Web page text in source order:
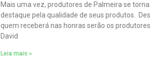
Mais uma vez, produtores de Palmeira se torna
destaque pela qualidade de seus produtos.
quem receberá nas honras serão os
David
Leia mais »